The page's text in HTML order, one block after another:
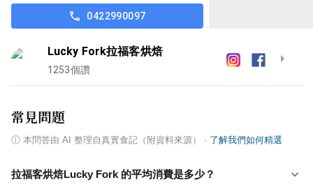
0422990097
Lucky Fork拉福客烘焙
1253個讚
常見問題
ⓘ 本問答由 AI 整理自真實食記（附資料來源） · 了解我們如何精選
拉福客烘焙Lucky Fork 的平均消費是多少？